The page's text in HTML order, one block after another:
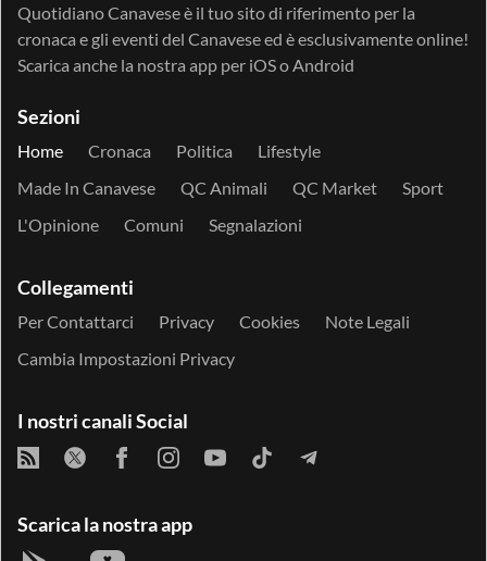
Quotidiano Canavese è il tuo sito di riferimento per la
cronaca e gli eventi del Canavese ed è esclusivamente online!
Scarica anche la nostra app per iOSo Android
Sezioni
Home Cronaca Politica
Lifestyle
Made In Canavese
QC Animali QC Market
Sport
L'Opinione
Comuni Segnalazioni
Collegamenti
Per Contattarci Privacy Cookies
Note Legali
Cambia Impostazioni Privacy
I nostri canali Social
Scarica la nostra app